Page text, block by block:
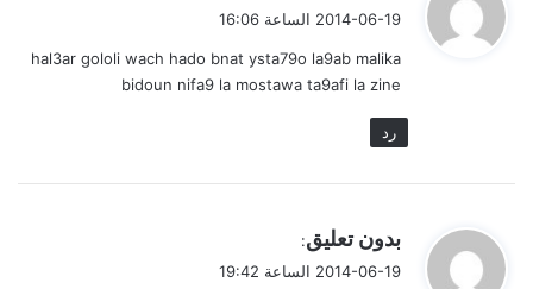
ل
2014-06-19 الساعة 16:06
hal3ar gololi wach hado bnat ysta79o la9ab malika
bidoun nifa9 la mostawa ta9afi la zine
رد
بدون تعليق:
2014-06-19 الساعة 19:42